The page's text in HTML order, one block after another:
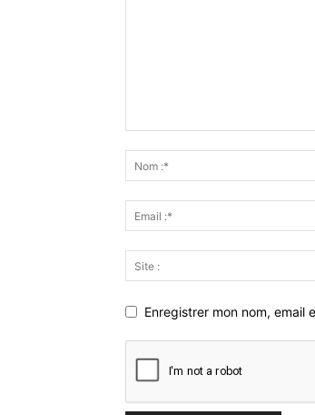
Enregistrer mon nom, email